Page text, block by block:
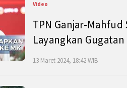
Video
TPN Ganjar-
Layangkan
13 Maret 2024, 18:42 WIB